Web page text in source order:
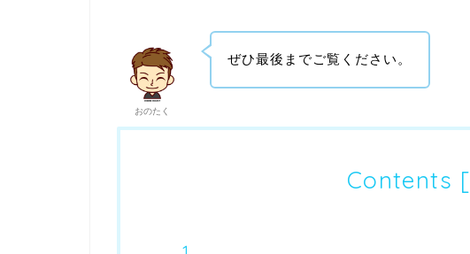
おのたく
ぜひ最後までご覧ください。
Contents [